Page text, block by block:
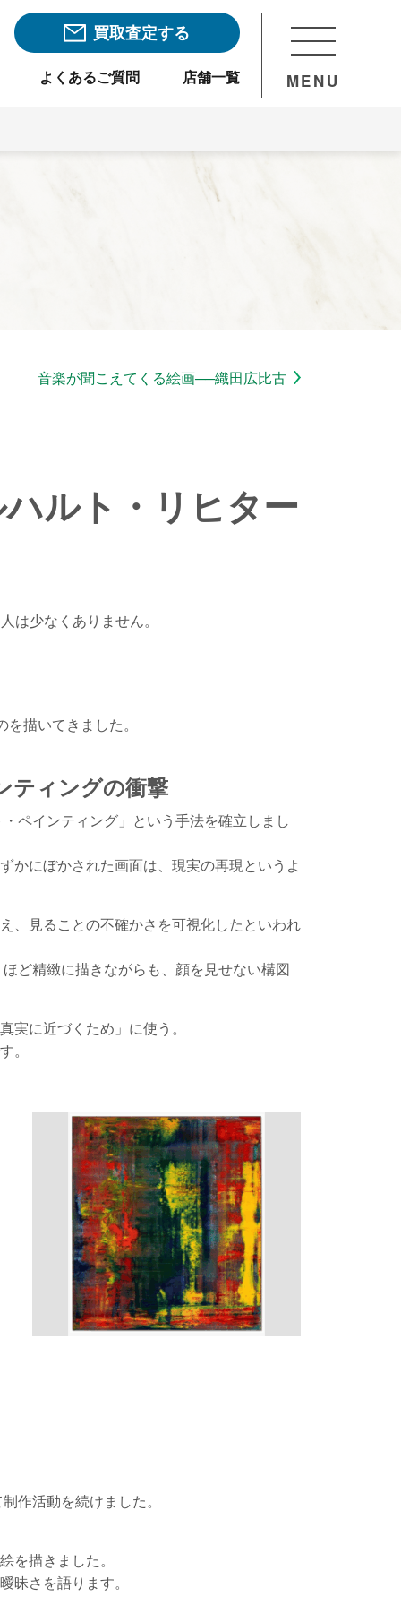
買取査定する
よくあるご質問 店舗一覧 MENU
音楽が聞こえてくる絵画──織田広比古
ルト・リヒター
は少なくありません。
描いてきました。
ティングの衝撃
ペインティング」という手法を確立しまし
かにぼかされた画面は、現実の再現というよ
、見ることの不確かさを可視化したといわれ
ど精緻に描きながらも、顔を見せない構図
に近づくため」に使う。
。
作活動を続けました。
を描きました。
昧さを語ります。